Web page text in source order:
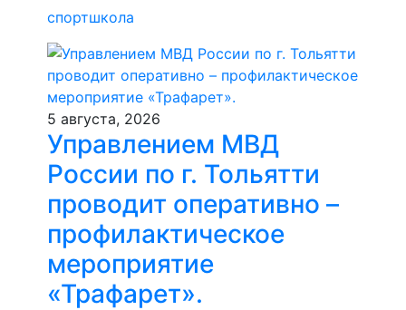
спортшкола
5 августа, 2026
Управлением МВД
России по г. Тольятти
проводит оперативно –
профилактическое
мероприятие
«Трафарет».